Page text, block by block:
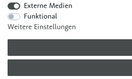
Externe Medien
Funktional
Weitere Einstellungen